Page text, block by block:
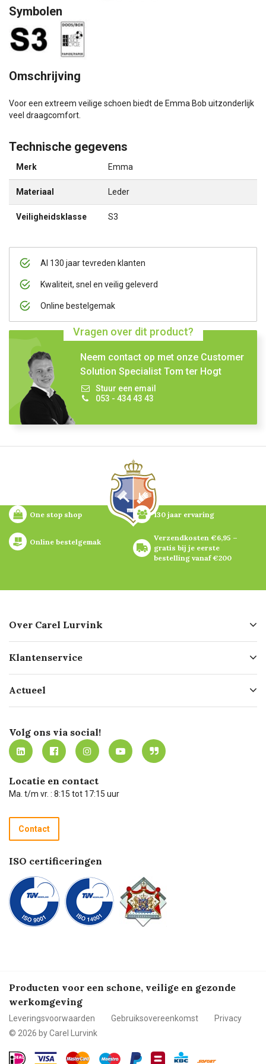
Al 130 jaar tevreden klanten
Kwaliteit, snel en veilig geleverd
Online bestelgemak
Vragen over dit product?
Neem contact op met onze Customer
Solution Specialist Tom ter Hogt
Stuur een email
053 - 434 43 43
Symbolen
Omschrijving
Voor een extreem veilige schoen biedt de Emma Bob uitzonderlijk
veel draagcomfort.
Technische gegevens
Merk Emma
Materiaal Leder
Veiligheidsklasse S3
One stop shop 130 jaar ervaring
Online bestelgemak
Verzendkosten €6,95 –
gratis bij je eerste
bestelling vanaf €200
Over Carel Lurvink
Geschiedenis
Missie
Werken bij Carel Lurvink
MVO
Klantenservice
Bezorgen
Mijn Carel Lurvink
Mijn Carel Lurvink instructievideo's
Carel Lurvink App
Hulp op afstand
Technische dienst
Recycle programma
Betalen
Actueel
Innovation LAB
Tevreden klanten
Carel Lurvink Blog
Carel de podcast
Volg ons via social!
Locatie en contact
Ma. t/m vr. : 8:15 tot 17:15 uur
Contact
ISO certificeringen
Producten voor een schone, veilige en gezonde
werkomgeving
Leveringsvoorwaarden Gebruiksovereenkomst
Privacy
© 2026 by Carel Lurvink